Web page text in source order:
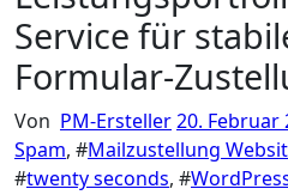
Service für
Formular-
Von PM-Ersteller20. Februar
Spam, #Mailzustellung
#twenty seconds, #